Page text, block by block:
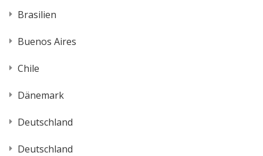
Brasilien
Buenos Aires
Chile
Dänemark
Deutschland
Deutschland